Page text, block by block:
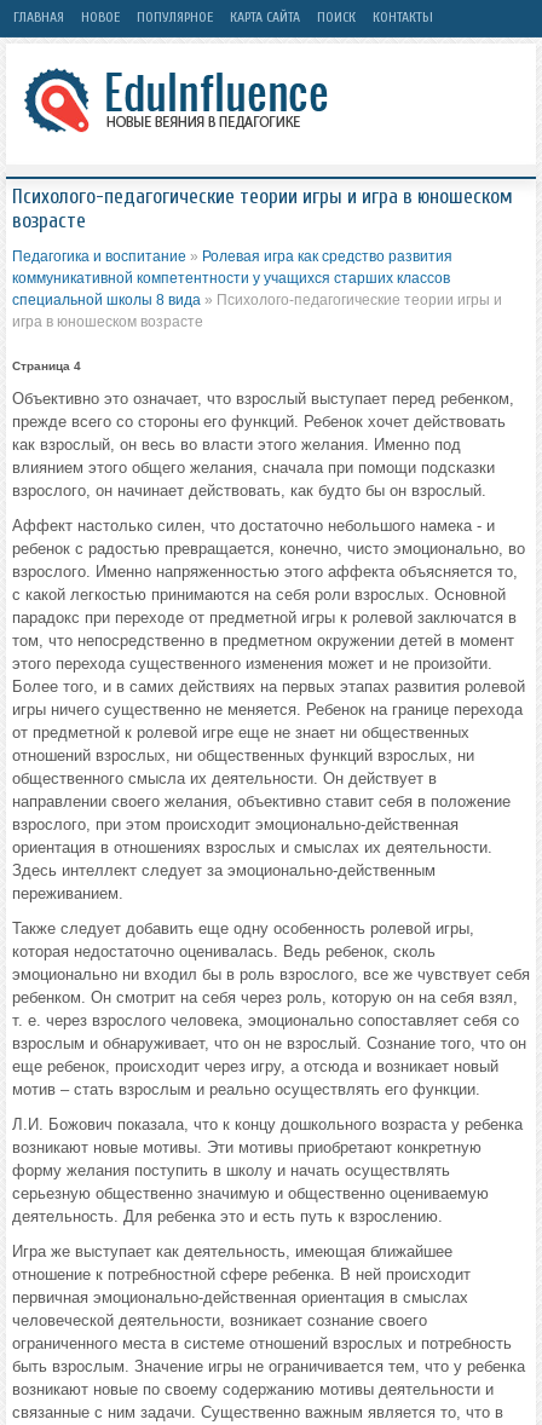
ГЛАВНАЯ НОВОЕ ПОПУЛЯРНОЕ КАРТА САЙТА ПОИСК КОНТАКТЫ
Психолого-педагогические теории игры и игра в юношеском
возрасте
Педагогика и воспитание » Ролевая игра как средство развития
коммуникативной компетентности у учащихся старших классов
специальной школы 8 вида » Психолого-педагогические теории игры и
игра в юношеском возрасте
Страница 4
Объективно это означает, что взрослый выступает перед ребенком,
прежде всего со стороны его функций. Ребенок хочет действовать
как взрослый, он весь во власти этого желания. Именно под
влиянием этого общего желания, сначала при помощи подсказки
взрослого, он начинает действовать, как будто бы он взрослый.
Аффект настолько силен, что достаточно небольшого намека - и
ребенок с радостью превращается, конечно, чисто эмоционально, во
взрослого. Именно напряженностью этого аффекта объясняется то,
с какой легкостью принимаются на себя роли взрослых. Основной
парадокс при переходе от предметной игры к ролевой заключатся в
том, что непосредственно в предметном окружении детей в момент
этого перехода существенного изменения может и не произойти.
Более того, и в самих действиях на первых этапах развития ролевой
игры ничего существенно не меняется. Ребенок на границе перехода
от предметной к ролевой игре еще не знает ни общественных
отношений взрослых, ни общественных функций взрослых, ни
общественного смысла их деятельности. Он действует в
направлении своего желания, объективно ставит себя в положение
взрослого, при этом происходит эмоционально-действенная
ориентация в отношениях взрослых и смыслах их деятельности.
Здесь интеллект следует за эмоционально-действенным
переживанием.
Также следует добавить еще одну особенность ролевой игры,
которая недостаточно оценивалась. Ведь ребенок, сколь
эмоционально ни входил бы в роль взрослого, все же чувствует себя
ребенком. Он смотрит на себя через роль, которую он на себя взял,
т. е. через взрослого человека, эмоционально сопоставляет себя со
взрослым и обнаруживает, что он не взрослый. Сознание того, что он
еще ребенок, происходит через игру, а отсюда и возникает новый
мотив – стать взрослым и реально осуществлять его функции.
Л.И. Божович показала, что к концу дошкольного возраста у ребенка
возникают новые мотивы. Эти мотивы приобретают конкретную
форму желания поступить в школу и начать осуществлять
серьезную общественно значимую и общественно оцениваемую
деятельность. Для ребенка это и есть путь к взрослению.
Игра же выступает как деятельность, имеющая ближайшее
отношение к потребностной сфере ребенка. В ней происходит
первичная эмоционально-действенная ориентация в смыслах
человеческой деятельности, возникает сознание своего
ограниченного места в системе отношений взрослых и потребность
быть взрослым. Значение игры не ограничивается тем, что у ребенка
возникают новые по своему содержанию мотивы деятельности и
связанные с ним задачи. Существенно важным является то, что в